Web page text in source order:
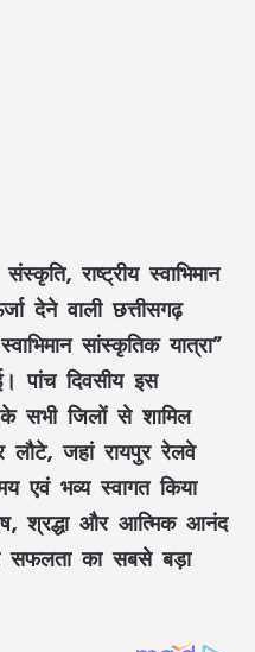
राष्ट्रीय स्वाभिमान
देने वालीछत्तीसगढ़
सांस्कृतिक यात्रा”
पांच दिवसीयइस
सभी जिलों से शामिल
लौटे, जहांरायपुर रेलवे
एवं भव्य स्वागत किया
श्रद्धा और आत्मिक आनंद
सफलता का सबसे बड़ा